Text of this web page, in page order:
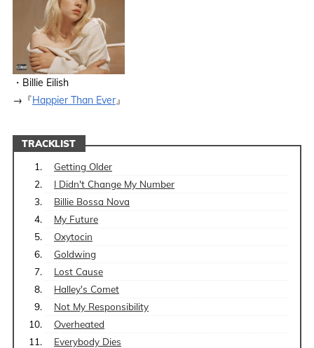
・Billie Eilish
→『Happier Than Ever』
TRACKLIST
Getting Older
I Didn't Change My Number
Billie Bossa Nova
My Future
Oxytocin
Goldwing
Lost Cause
Halley's Comet
Not My Responsibility
Overheated
Everybody Dies